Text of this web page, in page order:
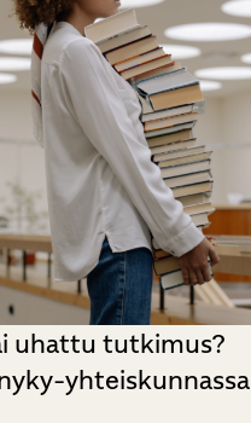
uhattu tutkimus?
yhteiskunnassa